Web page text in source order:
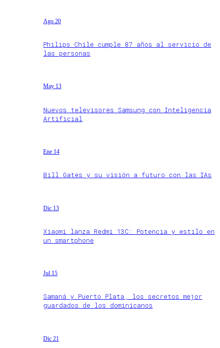
Ago 20
Philips Chile cumple 87 años al servicio de
las personas
May 13
Nuevos televisores Samsung con Inteligencia
Artificial
Ene 14
Bill Gates y su visión a futuro con las IAs
Dic 13
Xiaomi lanza Redmi 13C: Potencia y estilo en
un smartphone
Jul 15
Samaná y Puerto Plata, los secretos mejor
guardados de los dominicanos
Dic 21